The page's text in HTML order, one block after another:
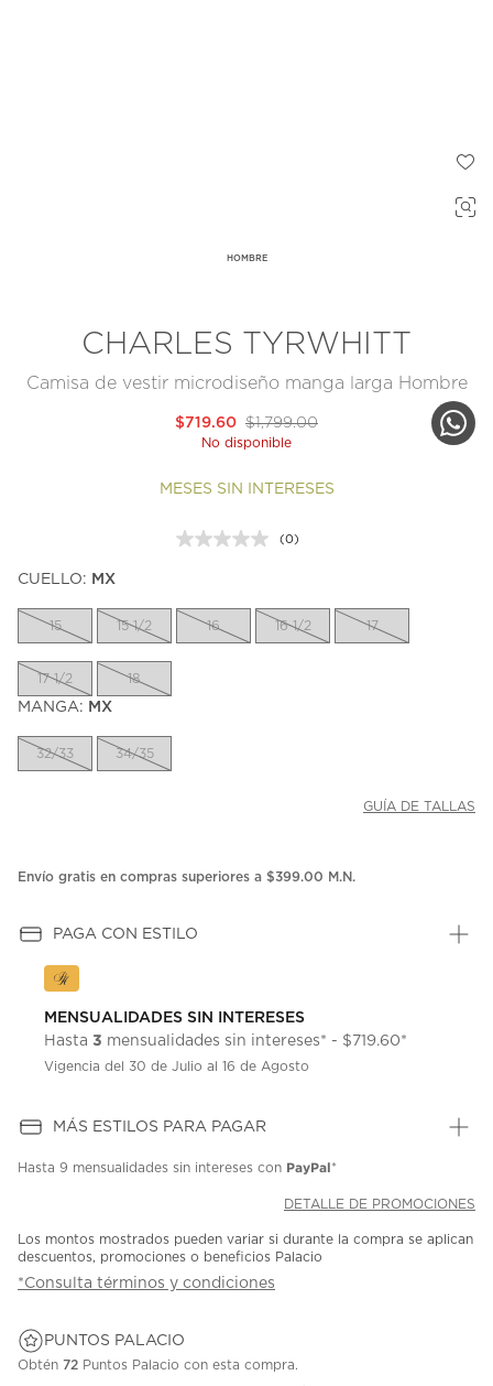
HOMBRE
CHARLES TYRWHITT
Camisa de vestir microdiseño manga larga Hombre
$1,799.00
$719.60
No disponible
MESES SIN INTERESES
Sin
la
misma
(0)
CUELLO: MX
15 15 1/2 16 16 1/2 17
17 1/2 18
MANGA: MX
32/33 34/35
GUÍA DE TALLAS
Envío gratis en compras superiores a $399.00 M.N.
PAGA CON ESTILO
MENSUALIDADES SIN INTERESES
Hasta 3 mensualidades sin intereses* - $719.60*
Vigencia del 30 de Julio al 16 de Agosto
MÁS ESTILOS PARA PAGAR
Hasta 9 mensualidades sin intereses con PayPal*
DETALLE DE PROMOCIONES
Los montos mostrados pueden variar si durante la compra se aplican
descuentos, promociones o beneficios Palacio
*Consulta términos y condiciones
PUNTOS PALACIO
Obtén 72 Puntos Palacio con esta compra.